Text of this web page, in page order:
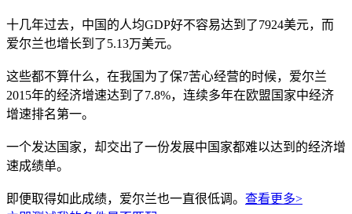
十几年过去，中国的人均GDP好不容易达到了7924美元，而
爱尔兰也增长到了5.13万美元。
这些都不算什么，在我国为了保7苦心经营的时候，爱尔兰
2015年的经济增速达到了7.8%，连续多年在欧盟国家中经济
增速排名第一。
一个发达国家，却交出了一份发展中国家都难以达到的经济增
速成绩单。
即便取得如此成绩，爱尔兰也一直很低调。 查看更多>